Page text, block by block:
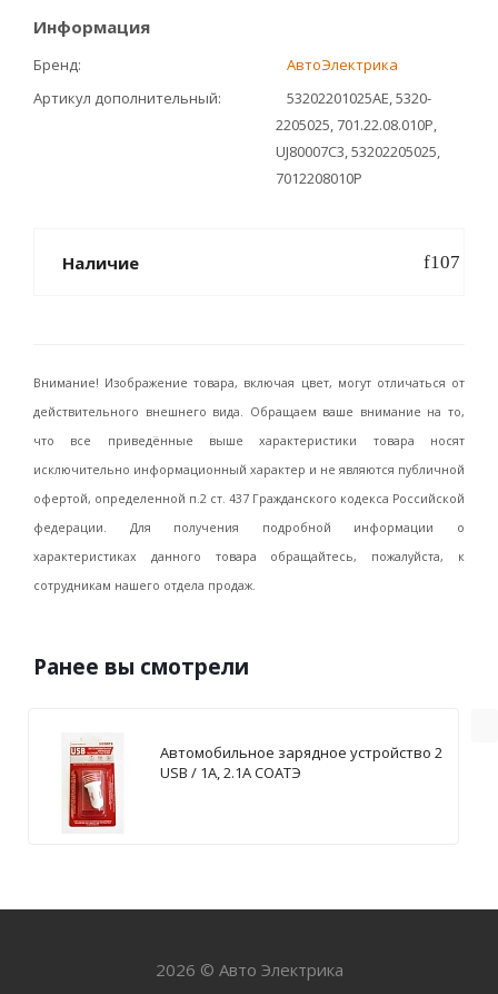
Информация
Бренд
АвтоЭлектрика
Артикул дополнительный
53202201025AE, 5320-
2205025, 701.22.08.010Р,
UJ80007C3, 53202205025,
7012208010Р
Наличие
Внимание! Изображение товара, включая цвет, могут отличаться от
действительного внешнего вида. Обращаем ваше внимание на то,
что все приведённые выше характеристики товара носят
исключительно информационный характер и не являются публичной
офертой, определенной п.2 ст. 437 Гражданского кодекса Российской
федерации. Для получения подробной информации о
характеристиках данного товара обращайтесь, пожалуйста, к
сотрудникам нашего отдела продаж.
Ранее вы смотрели
Автомобильное зарядное устройство 2
USB / 1А, 2.1А СОАТЭ
2026 © Авто Электрика